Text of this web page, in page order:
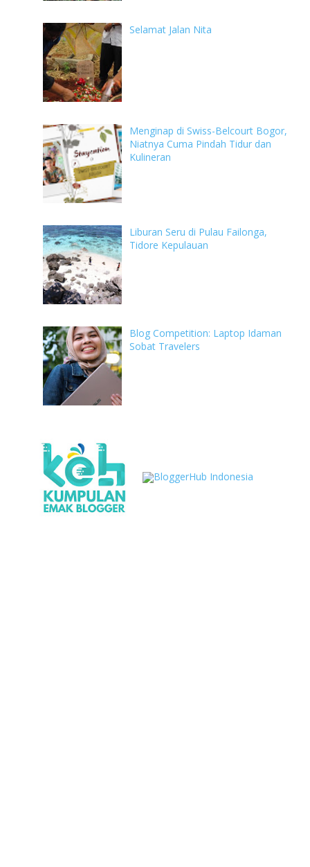
Selamat Jalan Nita
Menginap di Swiss-Belcourt Bogor,
Niatnya Cuma Pindah Tidur dan
Kulineran
Liburan Seru di Pulau Failonga,
Tidore Kepulauan
Blog Competition: Laptop Idaman
Sobat Travelers